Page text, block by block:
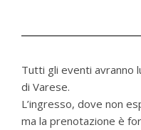
Tutti gli eventi avranno
di Varese.
L’ingresso, dove non
ma la prenotazione è